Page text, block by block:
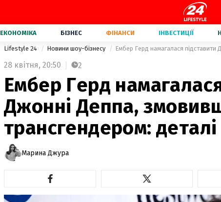
ЕКОНОМІКА БІЗНЕС ФІНАНСИ ІНВЕСТИЦІЇ
Lifestyle 24 Новини шоу-бізнесу
28 квітня, 20:50 2
Ембер Герд
Джонні Деппа,
трансгендером: деталі
Марина Джура